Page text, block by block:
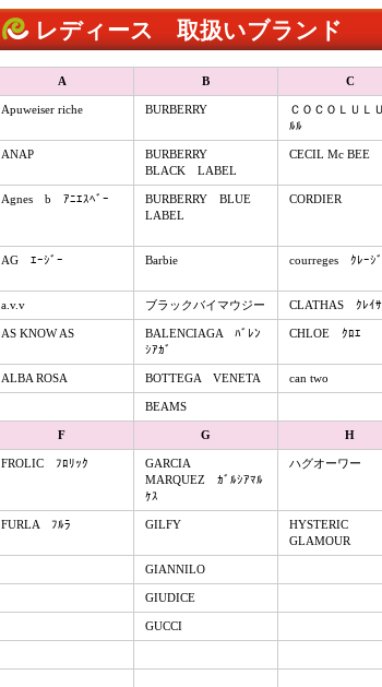
レディース 取扱いブランド
A B C
Apuweiser riche BURBERRY
ＣＯＣＯＬＵＬ
ﾙﾙ
ANAP
BURBERRY
BLACK LABEL
CECIL Mc BEE
Agnes b ｱﾆｴｽﾍﾞｰ
BURBERRY BLUE
LABEL
CORDIER
AG ｴｰｼﾞｰ Barbie courreges ｸﾚｰｼ
a.v.v ブラックバイマウジー CLATHAS ｸﾚｲ
AS KNOW AS
BALENCIAGA ﾊﾞﾚﾝ
ｼｱｶﾞ
CHLOE ｸﾛｴ
ALBA ROSA BOTTEGA VENETA can two
BEAMS
F G H
FROLIC ﾌﾛﾘｯｸ
GARCIA
MARQUEZ ｶﾞﾙｼｱﾏﾙ
ｹｽ
ハグオーワー
FURLA ﾌﾙﾗ GILFY
HYSTERIC
GLAMOUR
GIANNILO
GIUDICE
GUCCI